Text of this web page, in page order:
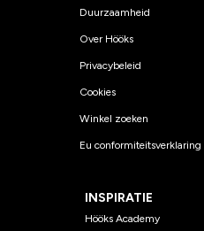
Duurzaamheid
Over Hööks
Privacybeleid
Cookies
Winkel zoeken
Eu conformiteitsverklaring
INSPIRATIE
Hööks Academy